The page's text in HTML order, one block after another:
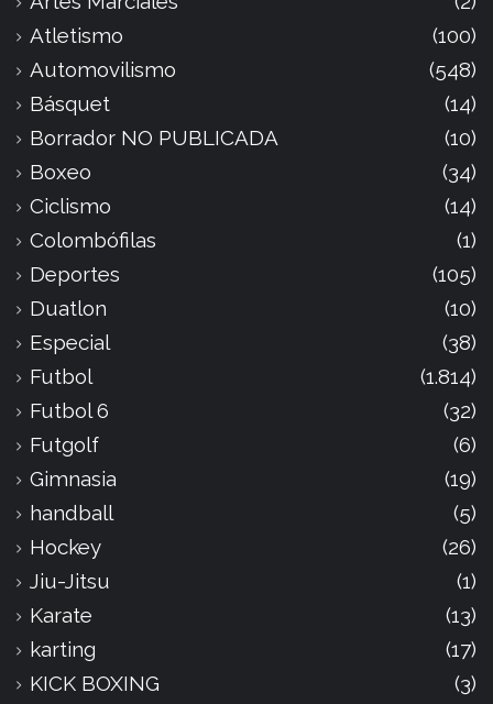
Atletismo
(100)
Automovilismo
(548)
Básquet
(14)
Borrador NO PUBLICADA
(10)
Boxeo
(34)
Ciclismo
(14)
Colombófilas
(1)
Deportes
(105)
Duatlon
(10)
Especial
(38)
Futbol
(1.814)
Futbol 6
(32)
Futgolf
(6)
Gimnasia
(19)
handball
(5)
Hockey
(26)
Jiu-Jitsu
(1)
Karate
(13)
karting
(17)
KICK BOXING
(3)